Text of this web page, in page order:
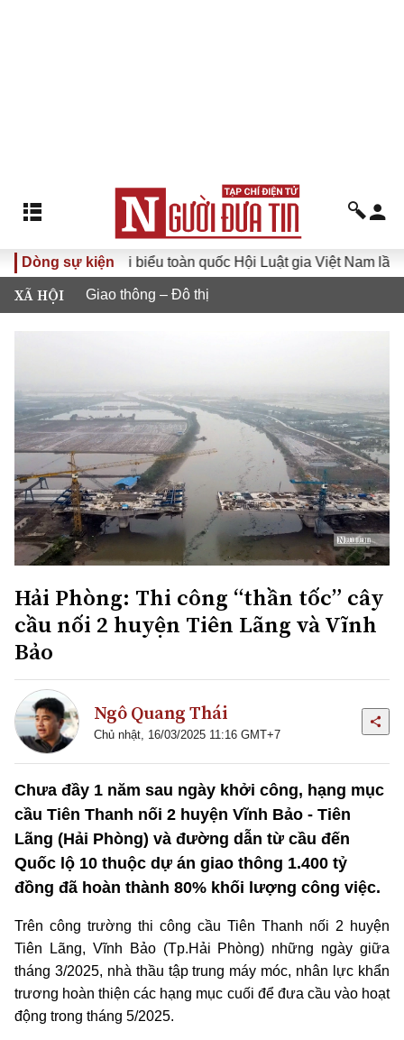
Dòng sự kiện
hội đại biểu toàn quốc Hội Luật gia Việt Nam lần thứ XV
XÃ HỘI Giao thông – Đô thị
Hải Phòng: Thi công “thần tốc” cây
cầu nối 2 huyện Tiên Lãng và Vĩnh
Bảo
Ngô Quang Thái
Chủ nhật, 16/03/2025 11:16 GMT+7
Chưa đầy 1 năm sau ngày khởi công, hạng mục
cầu Tiên Thanh nối 2 huyện Vĩnh Bảo - Tiên
Lãng (Hải Phòng) và đường dẫn từ cầu đến
Quốc lộ 10 thuộc dự án giao thông 1.400 tỷ
đồng đã hoàn thành 80% khối lượng công việc.
Trên công trường thi công cầu Tiên Thanh nối 2 huyện
Tiên Lãng, Vĩnh Bảo (Tp.Hải Phòng) những ngày giữa
tháng 3/2025, nhà thầu tập trung máy móc, nhân lực khẩn
trương hoàn thiện các hạng mục cuối để đưa cầu vào hoạt
động trong tháng 5/2025.